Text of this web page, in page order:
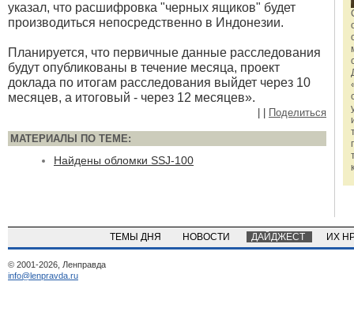
указал, что расшифровка "черных ящиков" будет
производиться непосредственно в Индонезии.
Планируется, что первичные данные расследования
будут опубликованы в течение месяца, проект
доклада по итогам расследования выйдет через 10
месяцев, а итоговый - через 12 месяцев».
Поделиться
МАТЕРИАЛЫ ПО ТЕМЕ:
Найдены обломки SSJ-100
ТЕМЫ ДНЯ НОВОСТИ ДАЙДЖЕСТ ИХ
© 2001-2026, Ленправда
info@lenpravda.ru